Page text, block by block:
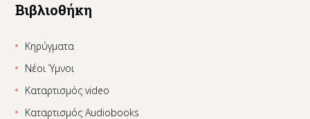
Βιβλιοθήκη
Κηρύγματα
Νέοι Ύμνοι
Καταρτισμός video
Καταρτισμός Audiobooks